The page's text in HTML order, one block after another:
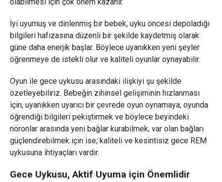
İyi uyumuş ve dinlenmiş bir bebek, uyku öncesi depoladığı
bilgileri hafızasına düzenli bir şekilde kaydetmiş olarak
güne daha enerjik başlar. Böylece uyanıkken yeni şeyler
öğrenmeye de istekli olur ve kaliteli oyunlar oynayabilir.
Oyun ile gece uykusu arasındaki ilişkiyi şu şekilde
özetleyebiliriz. Bebeğin zihinsel gelişiminin hızlanması
için, uyanıkken uyarıcı bir çevrede oyun oynamaya; oyunda
öğrendiği bilgileri pekiştirmek ve böylece beyindeki
nöronlar arasında yeni bağlar kurabilmek, var olan bağları
güçlendirebilmek için ise; kaliteli ve kesintisiz gece REM
uykusuna ihtiyaçları vardır.
Gece Uykusu, Aktif Uyuma için Önemlidir